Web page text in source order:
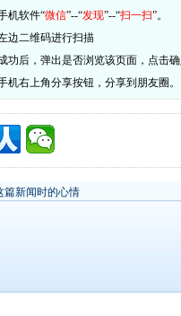
机软件“微信”--“发现”--“扫一扫”。
边二维码进行扫描
功后，弹出是否浏览该页面，点击确
机右上角分享按钮，分享到朋友圈。
篇新闻时的心情